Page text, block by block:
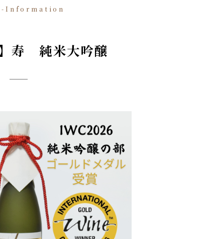
Information
】寿 純米大吟醸